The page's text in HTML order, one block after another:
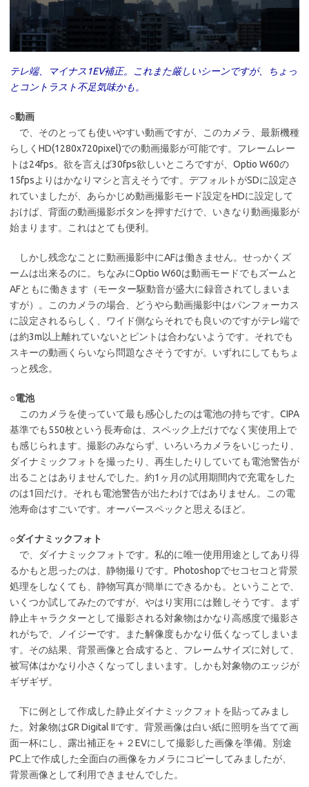
テレ端、マイナス1EV補正。これまた厳しいシーンですが、ちょっ
とコントラスト不足気味かも。
○動画
で、そのとっても使いやすい動画ですが、このカメラ、最新機種
らしくHD(1280x720pixel)での動画撮影が可能です。フレームレー
トは24fps。欲を言えば30fps欲しいところですが、Optio W60の
15fpsよりはかなりマシと言えそうです。デフォルトがSDに設定さ
れていましたが、あらかじめ動画撮影モード設定をHDに設定して
おけば、背面の動画撮影ボタンを押すだけで、いきなり動画撮影が
始まります。これはとても便利。
しかし残念なことに動画撮影中にAFは働きません。せっかくズ
ームは出来るのに。ちなみにOptio W60は動画モードでもズームと
AFともに働きます（モーター駆動音が盛大に録音されてしまいま
すが）。このカメラの場合、どうやら動画撮影中はパンフォーカス
に設定されるらしく、ワイド側ならそれでも良いのですがテレ端で
は約3m以上離れていないとピントは合わないようです。それでも
スキーの動画くらいなら問題なさそうですが。いずれにしてもちょ
っと残念。
○電池
このカメラを使っていて最も感心したのは電池の持ちです。CIPA
基準でも550枚という長寿命は、スペック上だけでなく実使用上で
も感じられます。撮影のみならず、いろいろカメラをいじったり、
ダイナミックフォトを撮ったり、再生したりしていても電池警告が
出ることはありませんでした。約1ヶ月の試用期間内で充電をした
のは1回だけ。それも電池警告が出たわけではありません。この電
池寿命はすごいです。オーバースペックと思えるほど。
○ダイナミックフォト
で、ダイナミックフォトです。私的に唯一使用用途としてあり得
るかもと思ったのは、静物撮りです。Photoshopでセコセコと背景
処理をしなくても、静物写真が簡単にできるかも。ということで、
いくつか試してみたのですが、やはり実用には難しそうです。まず
静止キャラクターとして撮影される対象物はかなり高感度で撮影さ
れがちで、ノイジーです。また解像度もかなり低くなってしまいま
す。その結果、背景画像と合成すると、フレームサイズに対して、
被写体はかなり小さくなってしまいます。しかも対象物のエッジが
ギザギザ。
下に例として作成した静止ダイナミックフォトを貼ってみまし
た。対象物はGR Digital IIです。背景画像は白い紙に照明を当てて画
面一杯にし、露出補正を＋２EVにして撮影した画像を準備。別途
PC上で作成した全面白の画像をカメラにコピーしてみましたが、
背景画像として利用できませんでした。